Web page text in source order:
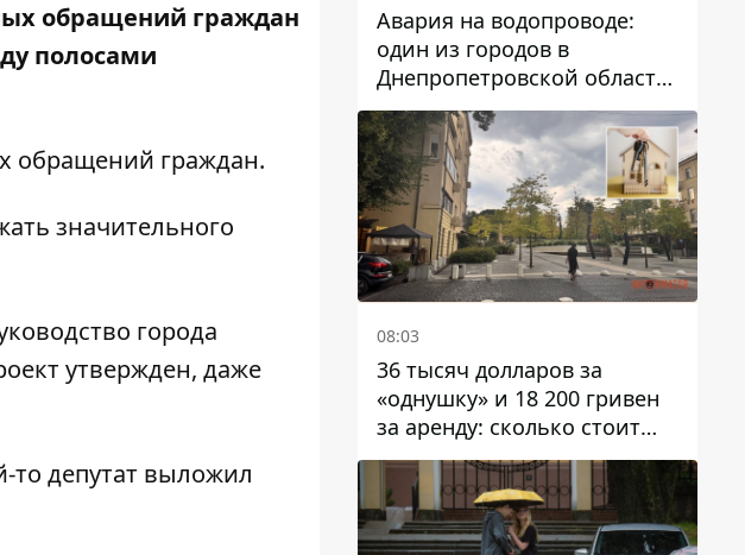
обращений граждан
полосами
обращений граждан.
значительного
города
утвержден, даже
депутат выложил
Авария на водопроводе:
один из городов в
Днепропетровской области
остался без воды
08:03
36 тысяч долларов за
«однушку» и 18 200 гривен
за аренду: сколько стоит
жилье в Днепропетровской
области